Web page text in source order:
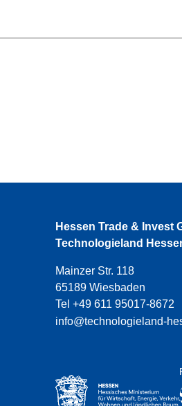
Hessen Trade & Invest
Technologieland
Mainzer Str. 118
65189 Wiesbaden
Tel +49 611 95017-8672
info@technologieland-